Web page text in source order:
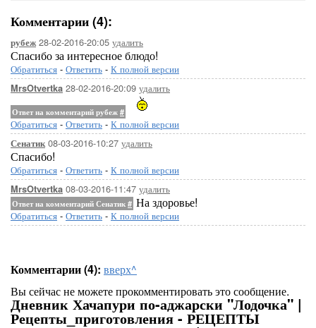
Комментарии (4):
рубеж28-02-2016-20:05 удалить
Спасибо за интересное блюдо!
Обратиться - Ответить - К полной версии
MrsOtvertka 28-02-2016-20:09 удалить
Ответ на комментарий рубеж #
Обратиться - Ответить - К полной версии
Сенатик08-03-2016-10:27 удалить
Спасибо!
Обратиться - Ответить - К полной версии
MrsOtvertka 08-03-2016-11:47 удалить
Ответ на комментарий Сенатик # На здоровье!
Обратиться - Ответить - К полной версии
Комментарии (4): вверх^
Вы сейчас не можете прокомментировать это сообщение.
Дневник Хачапури по-аджарски "Лодочка" |
Рецепты_приготовления - РЕЦЕПТЫ